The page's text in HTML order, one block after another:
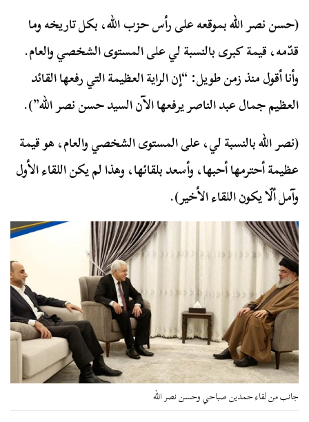
(حسن نصر الله بموقعه على رأس حزب الله، بكل تاريخه وما
قدّمه، قيمة كبرى بالنسبة لي على المستوى الشخصي والعام.
وأنا أقول منذ زمن طويل: “إن الراية العظيمة التي رفعها القائد
العظيم جمال عبد الناصر يرفعها الآن السيد حسن نصر الله”).
(نصر الله بالنسبة لي، على المستوى الشخصي والعام، هو قيمة
عظيمة أحترمها أحبها، وأسعد بلقائها، وهذا لم يكن اللقاء الأول
وآمل ألّا يكون اللقاء الأخير).
جانب من لقاء حمدين صباحي وحسن نصر الله